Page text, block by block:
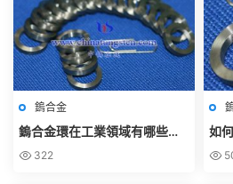
鎢合金
鎢合金環在工業領域有哪些應
用？322
如